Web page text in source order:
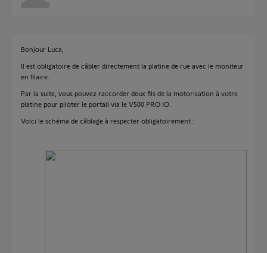
Bonjour Luca,
Il est obligatoire de câbler directement la platine de rue avec le moniteur
en filaire.
Par la suite, vous pouvez raccorder deux fils de la motorisation à votre
platine pour piloter le portail via le V500 PRO IO.
Voici le schéma de câblage à respecter obligatoirement :